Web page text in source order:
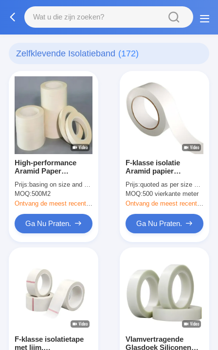
Zelfklevende Isolatieband (172)
High-performance
Aramid Paper
Voor isolatie
Prijs: basing on size and quantity
MOQ:500M2
Ontvang de meest recente Prijs
Ga Nu Praten.
F-klasse isolatie
Aramid papier
meerdere modellen
opties
Prijs:quoted as per size and quantity
MOQ:500 vierkante meter
Ga Nu Praten.
F-klasse isolatietape
met lijm,
Vlamvertragende
Glasdoek Siliconen